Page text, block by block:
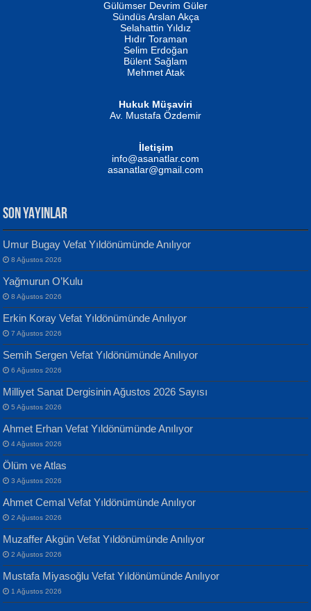
Erkeklerin Kahrolması Ne Demektir
MUSTAFA KELOĞLU
Yarına İz Bırakmak...
ATİLLA ÖZEN
Sultan Olmadan Önce Eyüp...
EKREM KARABABA
Yaralı Şiir...
Evvel Zaman Tanrıçası...
Yılmaz Ekinci
Geceye Söylenen...
Banu Sancak
Defterimden İçeri...
İsmail Aydos
İnkisar...
Gülümser Devrim Güler
Sündüs Arslan Akça
Selahattin Yıldız
Hıdır Toraman
Selim Erdoğan
Bülent Sağlam
Mehmet Atak
Hukuk Müşaviri
Av. Mustafa Özdemir
İletişim
info@asanatlar.com
asanatlar@gmail.com
SON YAYINLAR
Umur Bugay Vefat Yıldönümünde Anılıyor
8 Ağustos 2026
Yağmurun O’Kulu
8 Ağustos 2026
Erkin Koray Vefat Yıldönümünde Anılıyor
7 Ağustos 2026
Semih Sergen Vefat Yıldönümünde Anılıyor
6 Ağustos 2026
Milliyet Sanat Dergisinin Ağustos 2026 Sayısı
5 Ağustos 2026
Ahmet Erhan Vefat Yıldönümünde Anılıyor
4 Ağustos 2026
Ölüm ve Atlas
3 Ağustos 2026
Ahmet Cemal Vefat Yıldönümünde Anılıyor
2 Ağustos 2026
Muzaffer Akgün Vefat Yıldönümünde Anılıyor
2 Ağustos 2026
Mustafa Miyasoğlu Vefat Yıldönümünde Anılıyor
1 Ağustos 2026